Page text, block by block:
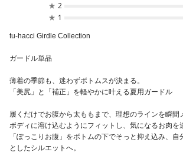
★ 2
★ 1
tu-hacci Girdle Collection
ガードル単品
薄着の季節も、迷わずボトムスが決まる。
「美尻」と「補正」を軽やかに叶える夏用ガードル
履くだけでお腹から太ももまで、理想のラインを瞬間
ボディに溶け込むようにフィットし、気になるお肉を
「ぽっこりお腹」をボトムの下でそっと抑え込み、自
としたシルエットへ。